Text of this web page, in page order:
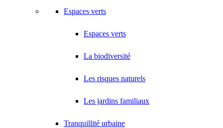
Espaces verts
Espaces verts
La biodiversité
Les risques naturels
Les jardins familiaux
Tranquillité urbaine